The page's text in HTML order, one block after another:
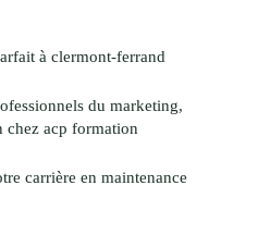
à clermont-ferrand
du marketing,
chez acp formation
carrière en maintenance